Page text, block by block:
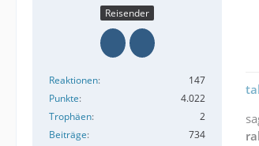
Reisender
Reaktionen
147
Punkte
4.022
Trophäen
2
Beiträge
734